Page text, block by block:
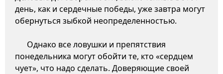
день, как и сердечные победы, уже завтра могут
обернуться зыбкой неопределенностью.
Однако все ловушки и препятствия
понедельника могут обойти те, кто «сердцем
чует», что надо сделать. Доверяющие своей